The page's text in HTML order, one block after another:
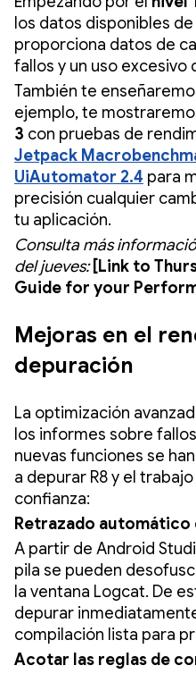
los datos disponibles de
proporciona datos de
fallos y un uso excesivo
También te
ejemplo, te
3 con pruebas de
Jetpack
UiAutomator 2.4 para
precisión cualquier
tu aplicación.
Consulta más
del jueves: [Link to
Guide for your
Mejoras en el
depuración
La optimización
los informes sobre
nuevas funciones se
a depurar R8 y el
confianza:
Retrazado automático
A partir de Android
pila se pueden
la ventana Logcat. De
depurar
compilación lista para
Acotar las reglas de